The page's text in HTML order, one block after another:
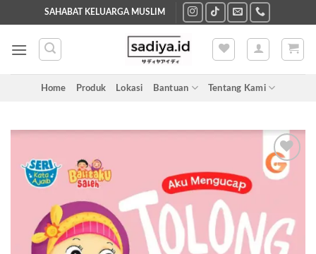
to
content
SAHABAT KELUARGA MUSLIM
Home Produk Lokasi Bantuan Tentang Kami
Add to